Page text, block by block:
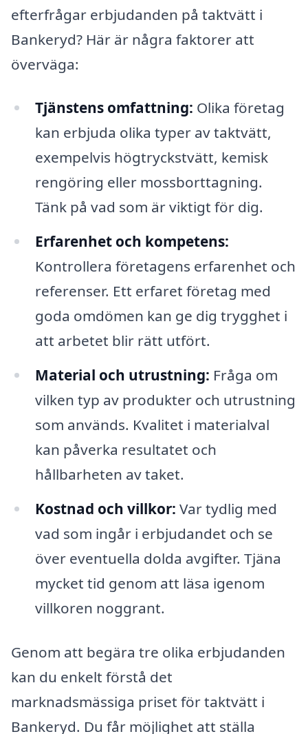
efterfrågar erbjudanden på taktvätt i
Bankeryd? Här är några faktorer att
överväga:
Tjänstens omfattning: Olika företag
kan erbjuda olika typer av taktvätt,
exempelvis högtryckstvätt, kemisk
rengöring eller mossborttagning.
Tänk på vad som är viktigt för dig.
Erfarenhet och kompetens:
Kontrollera företagens erfarenhet och
referenser. Ett erfaret företag med
goda omdömen kan ge dig trygghet i
att arbetet blir rätt utfört.
Material och utrustning: Fråga om
vilken typ av produkter och utrustning
som används. Kvalitet i materialval
kan påverka resultatet och
hållbarheten av taket.
Kostnad och villkor: Var tydlig med
vad som ingår i erbjudandet och se
över eventuella dolda avgifter. Tjäna
mycket tid genom att läsa igenom
villkoren noggrant.
Genom att begära tre olika erbjudanden
kan du enkelt förstå det
marknadsmässiga priset för taktvätt i
Bankeryd. Du får möjlighet att ställa